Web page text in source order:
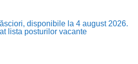
disponibile la 4 august 2026.
lista posturilor vacante